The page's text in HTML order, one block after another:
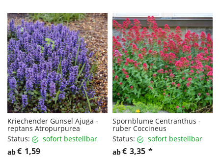
Kriechender Günsel Ajuga -
reptans Atropurpurea
Status:
sofort bestellbar
ab€ 1,59
Spornblume Centranthus -
ruber Coccineus
Status:
sofort bestellbar
ab€ 3,35 *